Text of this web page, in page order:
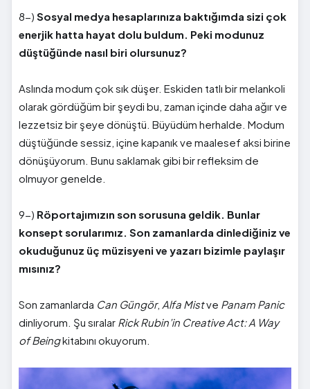
8-) Sosyal medya hesaplarınıza baktığımda sizi çok
enerjik hatta hayat dolu buldum. Peki modunuz
düştüğünde nasıl biri olursunuz?
Aslında modum çok sık düşer. Eskiden tatlı bir melankoli
olarak gördüğüm bir şeydi bu, zaman içinde daha ağır ve
lezzetsiz bir şeye dönüştü. Büyüdüm herhalde. Modum
düştüğünde sessiz, içine kapanık ve maalesef aksi birine
dönüşüyorum. Bunu saklamak gibi bir refleksim de
olmuyor genelde.
9-) Röportajımızın son sorusuna geldik. Bunlar
konsept sorularımız. Son zamanlarda dinlediğiniz ve
okuduğunuz üç müzisyeni ve yazarı bizimle paylaşır
mısınız?
Son zamanlarda Can Güngör, Alfa Mistve Panam Panic
dinliyorum. Şu sıralar Rick Rubin’in Creative Act: A Way
of Beingkitabını okuyorum.